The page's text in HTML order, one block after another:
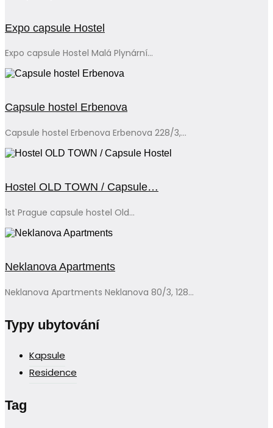
Expo capsule Hostel
Expo capsule Hostel Malá Plynární...
Capsule hostel Erbenova
Capsule hostel Erbenova Erbenova 228/3,...
Hostel OLD TOWN / Capsule…
1st Prague capsule hostel Old...
Neklanova Apartments
Neklanova Apartments Neklanova 80/3, 128...
Typy ubytování
Kapsule
Residence
Tag